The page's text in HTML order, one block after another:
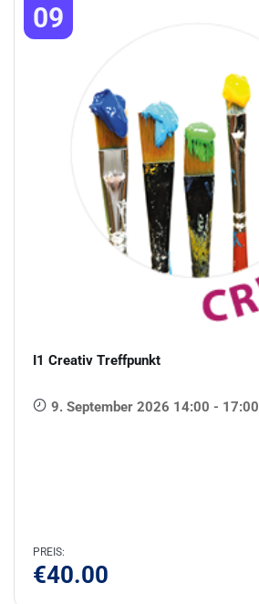
09
I1 Creativ Treffpunkt
9. September 2026 14:00 - 17:00
PREIS:
€40.00